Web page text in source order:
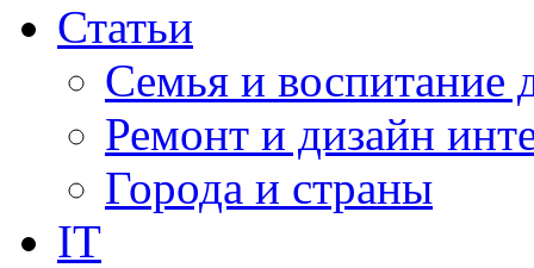
Статьи
Семья и воспитание
Ремонт и дизайн
Города и страны
IT